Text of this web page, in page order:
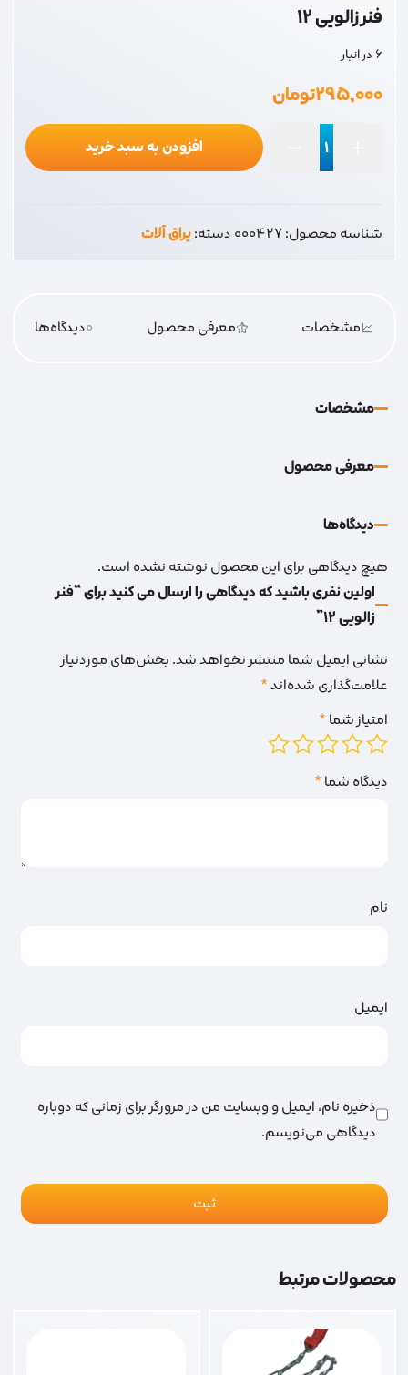
فنر زالویی 12
6 در انبار
۲۹۵,۰۰۰تومان
عدد
افزودن به سبد خرید
شناسه محصول:000427دسته:یراق آلات
مشخصات معرفی محصول 0دیدگاه‌‌ها
مشخصات
معرفی محصول
دیدگاه‌‌ها
هیچ دیدگاهی برای این محصول نوشته نشده است.
اولین نفری باشید که دیدگاهی را ارسال می کنید برای “فنر
زالویی 12”
نشانی ایمیل شما منتشر نخواهد شد.بخش‌های موردنیاز
علامت‌گذاری شده‌اند*
امتیاز شما*
دیدگاه شما*
نام
ایمیل
ذخیره نام، ایمیل و وبسایت من در مرورگر برای زمانی که دوباره
دیدگاهی می‌نویسم.
محصولات مرتبط